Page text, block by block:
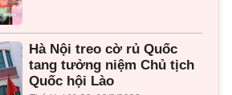
Hà Nội treo cờ rủ Quốc
tang tưởng niệm Chủ tịch
Quốc hội Lào